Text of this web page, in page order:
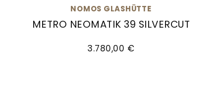
NOMOS GLASHÜTTE
METRO NEOMATIK 39 SILVERCUT
3.780,00 €